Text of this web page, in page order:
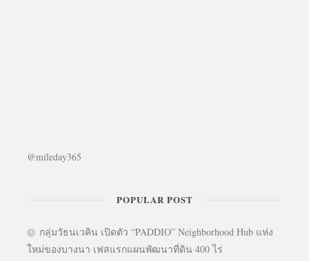
@mileday365
POPULAR POST
กลุ่มวัธนเวคิน เปิดตัว “PADDIO” Neighborhood Hub แห่ง
ใหม่ของบางนา เฟสแรกแผนพัฒนาที่ดิน 400 ไร่